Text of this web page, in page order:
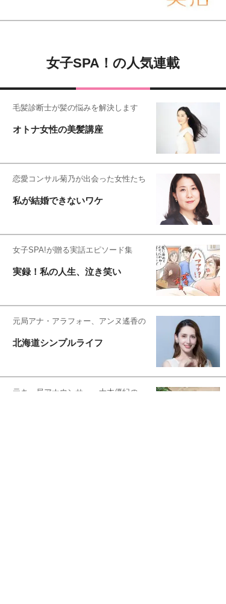
女子SPA！の人気連載
毛髪診断士が髪の悩みを解決します
オトナ女性の美髪講座
恋愛コンサル菊乃が出会った女性たち
私が結婚できないワケ
女子SPA!が贈る実話エピソード集
実録！私の人生、泣き笑い
元局アナ・アラフォー、アンヌ遙香の
北海道シンプルライフ
元キー局アナウンサー・大木優紀の